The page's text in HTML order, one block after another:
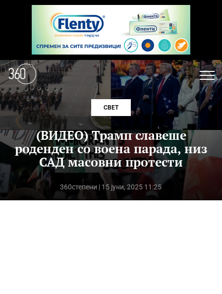
СВЕТ
(ВИДЕО) Трамп славеше
роденден со воена парада, низ
САД масовни протести
360степени | 15 јуни, 2025 11:25